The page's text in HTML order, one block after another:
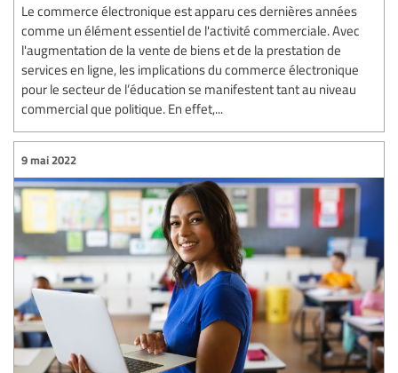
Le commerce électronique est apparu ces dernières années
comme un élément essentiel de l'activité commerciale. Avec
l'augmentation de la vente de biens et de la prestation de
services en ligne, les implications du commerce électronique
pour le secteur de l’éducation se manifestent tant au niveau
commercial que politique. En effet,...
9 mai 2022